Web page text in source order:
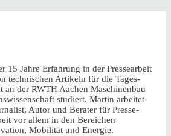
15 Jahre Erfahrung in der Pressearbeit
technischen Artikeln für die Tages-
an der RWTH Aachen Maschinenbau
studiert. Martin arbeitet
Autor und Berater für Presse-
vor allem in den Bereichen
Mobilität und Energie.